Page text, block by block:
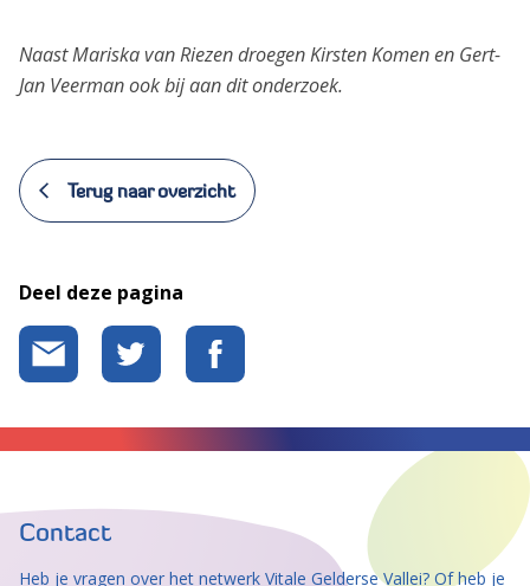
Naast Mariska van Riezen droegen Kirsten Komen en Gert-
Jan Veerman ook bij aan dit onderzoek.
Terug naar overzicht
Deel deze pagina
Contact
Heb je vragen over het netwerk Vitale Gelderse Vallei? Of heb je